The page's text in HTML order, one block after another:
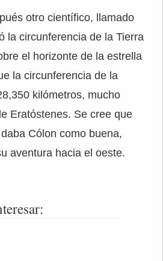
otro científico, llamado
la circunferencia de la Tierra
el horizonte de la estrella
la circunferencia de la
kilómetros, mucho
Eratóstenes. Se cree que
Cólon como buena,
aventura hacia el oeste.